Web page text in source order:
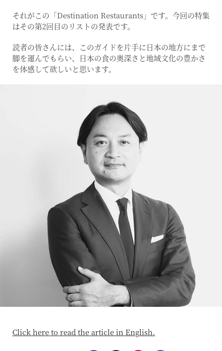
それがこの「Destination Restaurants」です。今回の特集
はその第2回目のリストの発表です。
読者の皆さんには、このガイドを片手に日本の地方にまで
脚を運んでもらい、日本の食の奥深さと地域文化の豊かさ
を体感して欲しいと思います。
Click here to read the article in English.